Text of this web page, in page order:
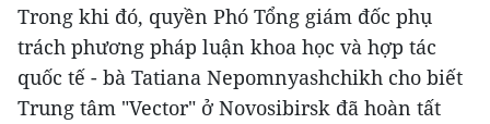
Trong khi đó, quyền Phó Tổng giám đốc phụ
trách phương pháp luận khoa học và hợp tác
quốc tế - bà Tatiana Nepomnyashchikh cho biết
Trung tâm "Vector" ở Novosibirsk đã hoàn tất